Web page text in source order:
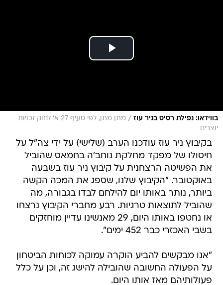
בווידאו: נפילת רסיס בניר עוז /
מתן מתן, לפי סעיף 27 א׳ לחוק זכויות
יוצרים
בקיבוץ ניר עוז עודכנו הערב (שלישי) על ידי צה"ל על
חיסולו של מפקד מחלקת נוחב'ה בחמאס שהוביל
את הפשיטה הרצחנית על קיבוץ ניר עוז בשבעה
באוקטובר. "הקיבוץ שלנו, שספג את המכה הקשה
ביותר, נותר באותו יום להילחם לבדו בגבורה, מה
שהוביל לתוצאות טרגיות. רבע מחברי הקיבוץ נרצחו
או נחטפו באותו היום, 29 מאנשינו עדיין מוחזקים
בשבי האכזרי כבר 452 ימים".
"אנו מבקשים להביע הוקרה עמוקה לכוחות הביטחון
על הפעולה החשובה שהובילה להישג זה, וכן על כלל
פעולותיהם מאז אותו היום.